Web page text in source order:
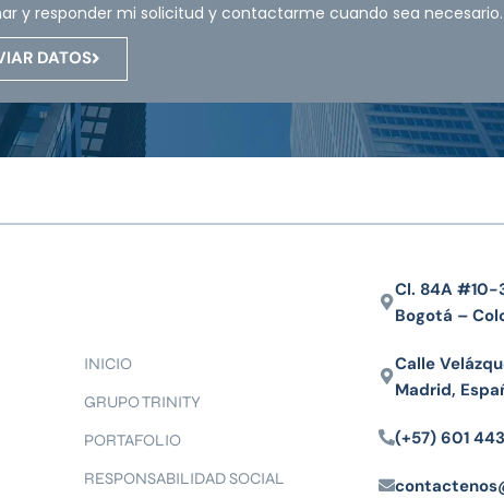
y responder mi solicitud y contactarme cuando sea necesario.
DATOS
INICIO
GRUPO TRINITY
PORTAFOLIO
RESPONSABILIDAD SOCIAL
Cl. 84A #10-
Bogotá –
Calle
Madrid,
(+57) 601